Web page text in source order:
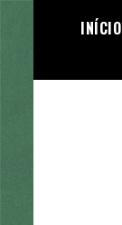
INÍCIO